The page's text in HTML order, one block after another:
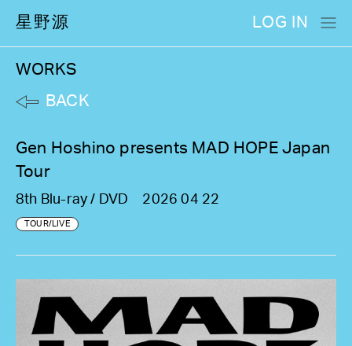
星野源 LOG IN
WORKS
BACK
Gen Hoshino presents MAD HOPE Japan
Tour
8th Blu-ray / DVD 2026 04 22
TOUR/LIVE